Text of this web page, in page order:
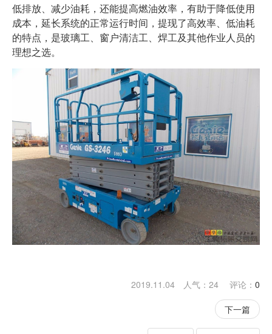
低排放、减少油耗，还能提高燃油效率，有助于降低使用
成本，延长系统的正常运行时间，提现了高效率、低油耗
的特点，是玻璃工、窗户清洁工、焊工及其他作业人员的
理想之选。
2019.11.04 人气： 24 评论： 0
下一篇